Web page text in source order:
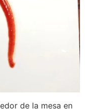
de la mesa en